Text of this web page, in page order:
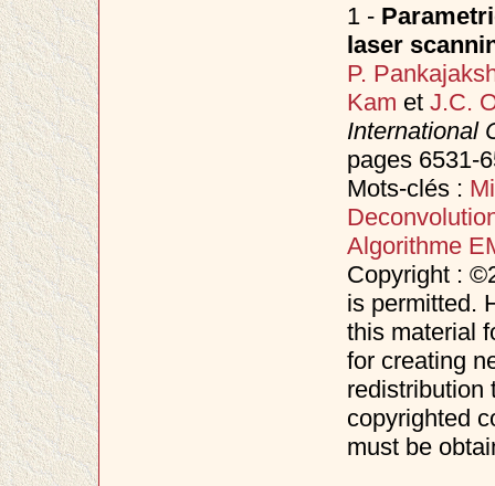
1 -
laser
P.
Kam et J.C.
International
pages 6531-
Mots-clés :
Algorithme
Copyright :
is permitted.
this material
for creating
redistribution
copyrighted
must be